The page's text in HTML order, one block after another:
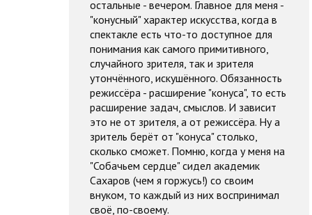
остальные - вечером. Главное для меня -
"конусный" характер искусства, когда в
спектакле есть что-то доступное для
понимания как самого примитивного,
случайного зрителя, так и зрителя
утончённого, искушённого. Обязанность
режиссёра - расширение "конуса", то есть
расширение задач, смыслов. И зависит
это не от зрителя, а от режиссёра. Ну а
зритель берёт от "конуса" столько,
сколько сможет. Помню, когда у меня на
"Собачьем сердце" сидел академик
Сахаров (чем я горжусь!) со своим
внуком, то каждый из них воспринимал
своё, по-своему.